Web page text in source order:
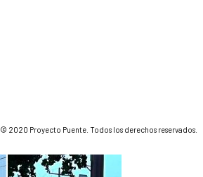
© 2020 Proyecto Puente. Todos los derechos reservados.